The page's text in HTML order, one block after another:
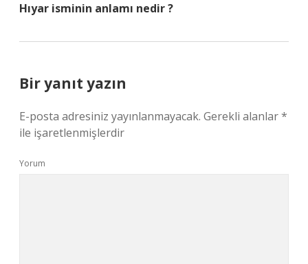
Hıyar isminin anlamı nedir ?
Bir yanıt yazın
E-posta adresiniz yayınlanmayacak. Gerekli alanlar*
ile işaretlenmişlerdir
Yorum